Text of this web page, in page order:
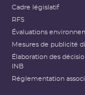
Niveau 5
Cadre législatif
RFS
Évaluations
Mesures de publicité
Élaboration des
INB
Réglementation